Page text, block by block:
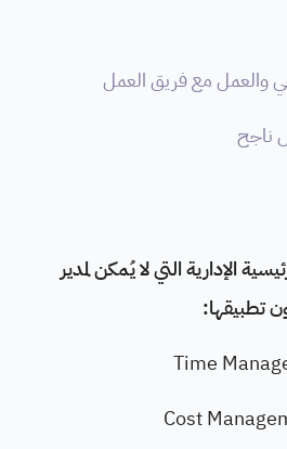
والعمل مع فريق العمل
ناجح
الإدارية التي لا يُمكن لمدير
تطبيقها: